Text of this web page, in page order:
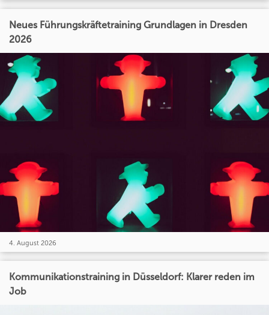
Neues Führungskräftetraining Grundlagen in Dresden
2026
4. August 2026
Kommunikationstraining in Düsseldorf: Klarer reden im
Job